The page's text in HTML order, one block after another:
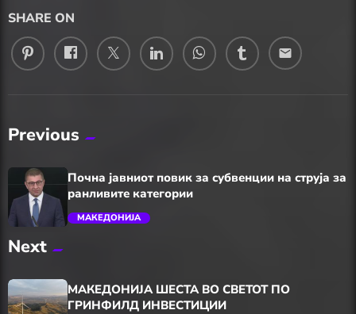
SHARE ON
email
Previous
Почна јавниот повик за субвенции на струја за
ранливите категории
МАКЕДОНИЈА
Next
МАКЕДОНИЈА ШЕСТА ВО СВЕТОТ ПО
ГРИНФИЛД ИНВЕСТИЦИИ